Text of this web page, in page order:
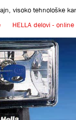
visoko tehnološke
HELLA delovi - online